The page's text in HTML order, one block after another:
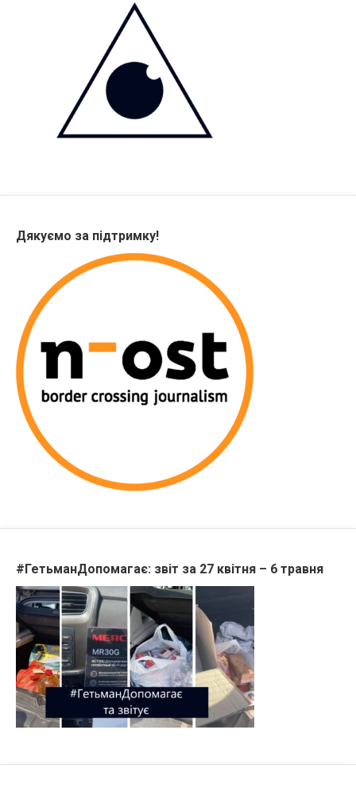
Дякуємо за підтримку!
#ГетьманДопомагає: звіт за 27 квітня – 6 травня